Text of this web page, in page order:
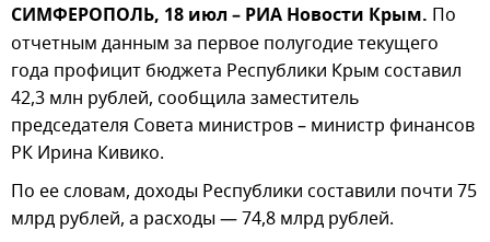
СИМФЕРОПОЛЬ, 18 июл – РИА Новости Крым. По
отчетным данным за первое полугодие текущего
года профицит бюджета Республики Крым составил
42,3 млн рублей, сообщила заместитель
председателя Совета министров – министр финансов
РК Ирина Кивико.
По ее словам, доходы Республики составили почти 75
млрд рублей, а расходы — 74,8 млрд рублей.